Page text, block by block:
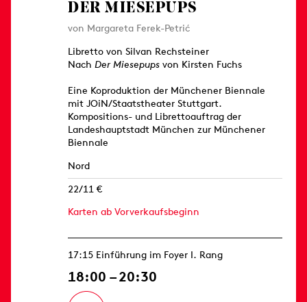
DER MIESEPUPS
von Margareta Ferek-Petrić
Libretto von Silvan Rechsteiner
NachDer Miesepups von Kirsten Fuchs
Eine Koproduktion der Münchener Biennale
mit JOiN/Staatstheater Stuttgart.
Kompositions- und Librettoauftrag der
Landeshauptstadt München zur Münchener
Biennale
Nord
22/11 €
Karten ab Vorverkaufsbeginn
17:15 Einführung im Foyer I. Rang
18:00 – 20:30